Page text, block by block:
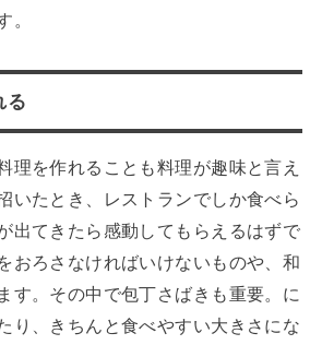
。
る
理を作れることも料理が趣味と言え
いたとき、レストランでしか食べら
出てきたら感動してもらえるはずで
おろさなければいけないものや、和
す。その中で包丁さばきも重要。に
り、きちんと食べやすい大きさにな